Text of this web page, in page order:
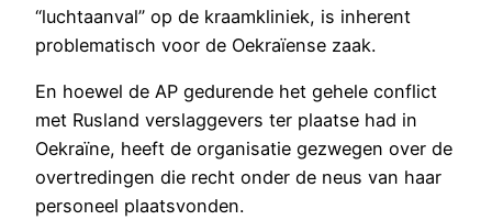
“luchtaanval” op de kraamkliniek, is inherent
problematisch voor de Oekraïense zaak.
En hoewel de AP gedurende het gehele conflict
met Rusland verslaggevers ter plaatse had in
Oekraïne, heeft de organisatie gezwegen over de
overtredingen die recht onder de neus van haar
personeel plaatsvonden.